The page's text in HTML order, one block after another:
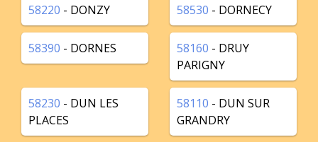
58220 - DONZY 58530 - DORNECY
58390 - DORNES 58160 - DRUY
PARIGNY
58230 - DUN LES
PLACES
58110 - DUN SUR
GRANDRY